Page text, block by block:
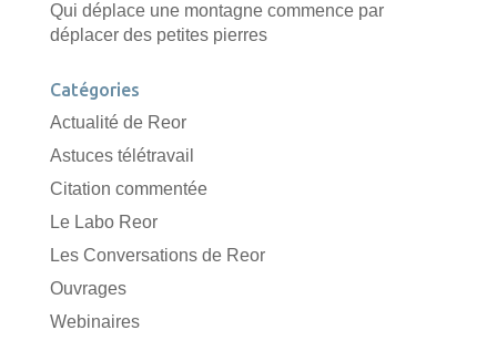
Qui déplace une montagne commence par
déplacer des petites pierres
Catégories
Actualité de Reor
Astuces télétravail
Citation commentée
Le Labo Reor
Les Conversations de Reor
Ouvrages
Webinaires